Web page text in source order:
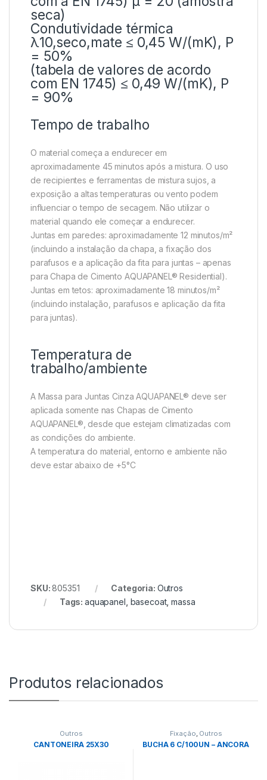
seca)
Condutividade térmica
λ10,seco,mate ≤ 0,45 W/(mK), P
= 50%
(tabela de valores de acordo
com EN 1745) ≤ 0,49 W/(mK), P
= 90%
Tempo de trabalho
O material começa a endurecer em
aproximadamente 45 minutos após a mistura. O uso
de recipientes e ferramentas de mistura sujos, a
exposição a altas temperaturas ou vento podem
influenciar o tempo de secagem. Não utilizar o
material quando ele começar a endurecer.
Juntas em paredes: aproximadamente 12 minutos/m²
(incluindo a instalação da chapa, a fixação dos
parafusos e a aplicação da fita para juntas – apenas
para Chapa de Cimento AQUAPANEL® Residential).
Juntas em tetos: aproximadamente 18 minutos/m²
(incluindo instalação, parafusos e aplicação da fita
para juntas).
Temperatura de
trabalho/ambiente
A Massa para Juntas Cinza AQUAPANEL® deve ser
aplicada somente nas Chapas de Cimento
AQUAPANEL®, desde que estejam climatizadas com
as condições do ambiente.
A temperatura do material, entorno e ambiente não
deve estar abaixo de +5°C
SKU:805351 Categoria: Outros
Tags:aquapanel basecoat,massa
Produtos relacionados
Outros
CANTONEIRA 25X30
Fixação, Outros
BUCHA 6 C/100UN – ANCORA